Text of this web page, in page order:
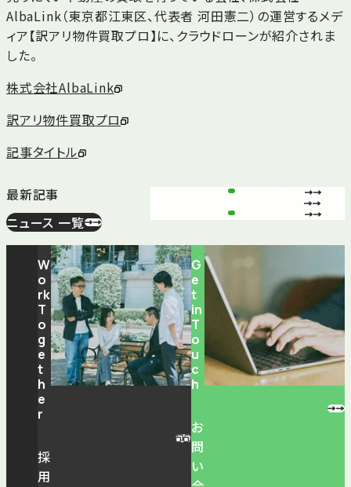
AlbaLink（東京都江東区、代表者 河田憲二）の運営するメデ
ィア【訳アリ物件買取プロ】に、クラウドローンが紹介されま
した。
株式会社AlbaLink
訳アリ物件買取プロ
記事タイトル
最新記事
ニュース 一覧
W
o
rk
T
o
g
e
t
h
e
r
採
用
G
e
t
in
T
o
u
c
h
お
問
い